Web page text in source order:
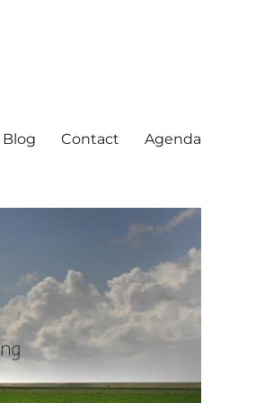
Blog Contact Agenda